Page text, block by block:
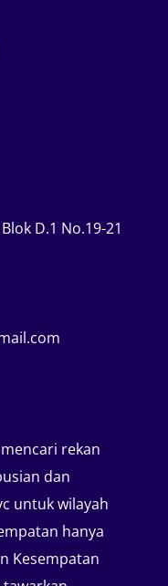
D.1 No.19-21
rekan
dan
untuk wilayah
hanya
Kesempatan